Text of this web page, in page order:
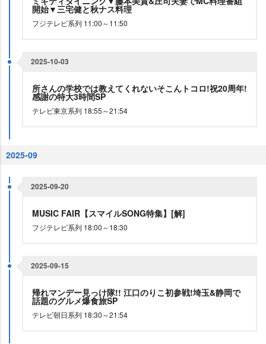
開始▼三宅健と秋ナス料理
フジテレビ系列 11:00～11:50
2025-10-03
所さんの学校では教えてくれないそこんトコロ!祝20周年!
感謝の特大3時間SP
テレビ東京系列 18:55～21:54
2025-09
2025-09-20
MUSIC FAIR【スマイルSONG特集】[解]
フジテレビ系列 18:00～18:30
2025-09-15
帰れマンデー見っけ隊!! 江口のりこ初参戦!埼玉&静岡で
話題のグルメ爆食旅SP
テレビ朝日系列 18:30～21:54